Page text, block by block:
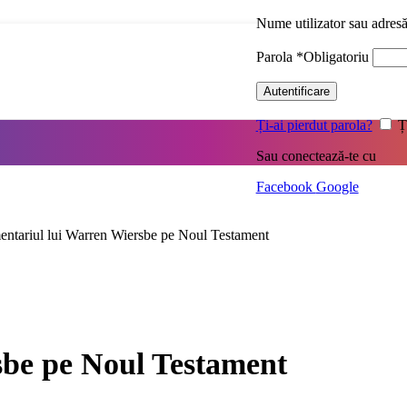
Nume utilizator sau
Parola *Obligatoriu
Autentificare
Ți-ai pierdut parola?
Sau conectează-te cu
Facebook Google
lui Warren Wiersbe pe Noul Testament
pe Noul Testament